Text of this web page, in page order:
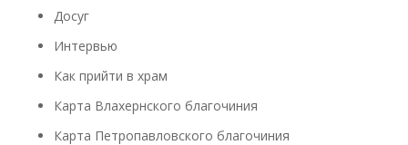
Досуг
Интервью
Как прийти в храм
Карта Влахернского благочиния
Карта Петропавловского благочиния